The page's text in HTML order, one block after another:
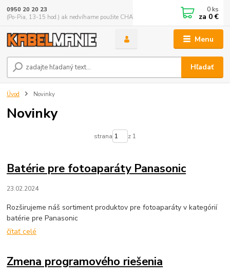
Menu
Hľadať
0950 20 20 23
(Po-Pia, 13-15 hod.) ak nedvíhame použite CHATBOX
0 ks
za 0 €
Úvod Novinky
Novinky
strana z 1
Batérie pre fotoaparáty Panasonic
23.02.2024
Rozširujeme náš sortiment produktov pre fotoaparáty v kategórií
batérie pre Panasonic
čítať celé
Zmena programového riešenia